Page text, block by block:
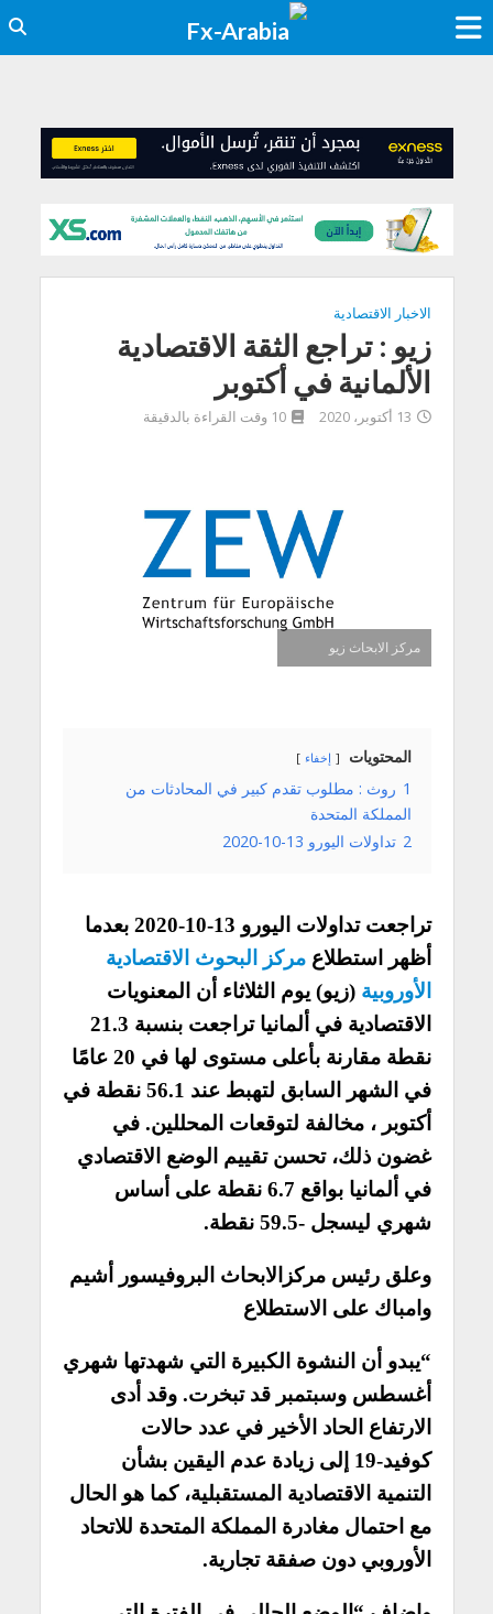
الاخبار الاقتصادية
زيو : تراجع الثقة الاقتصادية
الألمانية في أكتوبر
13 أكتوبر، 2020 10 وقت القراءة بالدقيقة
مركز الابحاث زيو
المحتويات إخفاء
1 روث : مطلوب تقدم كبير في المحادثات من
المملكة المتحدة
2 تداولات اليورو 13-10-2020
تراجعت تداولات اليورو 13-10-2020 بعدما
أظهر استطلاعمركز البحوث الاقتصادية
الأوروبية (زيو) يوم الثلاثاء أن المعنويات
الاقتصادية في ألمانيا تراجعت بنسبة 21.3
نقطة مقارنة بأعلى مستوى لها في 20 عامًا
في الشهر السابق لتهبط عند 56.1 نقطة في
أكتوبر ، مخالفة لتوقعات المحللين. في
غضون ذلك، تحسن تقييم الوضع الاقتصادي
في ألمانيا بواقع 6.7 نقطة على أساس
شهري ليسجل -59.5 نقطة.
وعلق رئيس مركزالابحاث البروفيسور أشيم
وامباك على الاستطلاع
“يبدو أن النشوة الكبيرة التي شهدتها شهري
أغسطس وسبتمبر قد تبخرت. وقد أدى
الارتفاع الحاد الأخير في عدد حالات
كوفيد-19 إلى زيادة عدم اليقين بشأن
التنمية الاقتصادية المستقبلية، كما هو الحال
مع احتمال مغادرة المملكة المتحدة للاتحاد
الأوروبي دون صفقة تجارية.